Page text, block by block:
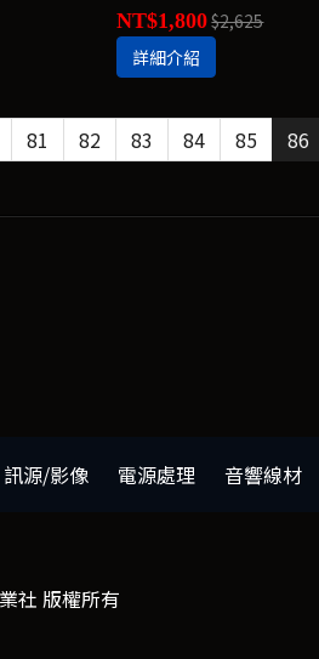
NT$1,800$2,625
詳細介紹
81 82 83 84 85 86
訊源/影像 電源處理 音響線材
社 版權所有